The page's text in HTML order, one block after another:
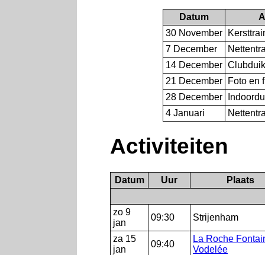
Datum
30 November
7 December
14 December
21 December
Foto en
28 December
4 Januari
Activiteiten
Datum Uur Plaats
zo 9
jan
09:30 Strijenham
za 15
jan
09:40
La Roche
Vodelée